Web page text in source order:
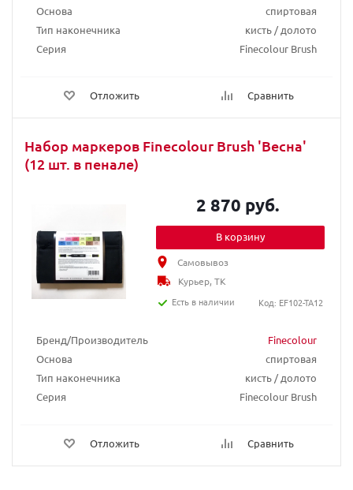
Основа
спиртовая
Тип наконечника
кисть / долото
Серия
Finecolour Brush
Отложить Сравнить
Набор маркеров Finecolour Brush 'Весна'
(12 шт. в пенале)
Бренд/Производитель
Finecolour
Основа
спиртовая
Тип наконечника
кисть / долото
Серия
Finecolour Brush
Отложить Сравнить
2 870 руб.
В корзину
Самовывоз
Курьер, ТК
Есть в наличии
Код: EF102-TA12